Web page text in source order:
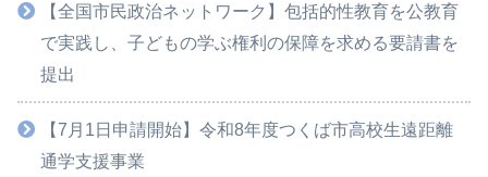
【全国市民政治ネットワーク】包括的性教育を公教育
で実践し、子どもの学ぶ権利の保障を求める要請書を
提出
【7月1日申請開始】令和8年度つくば市高校生遠距離
通学支援事業